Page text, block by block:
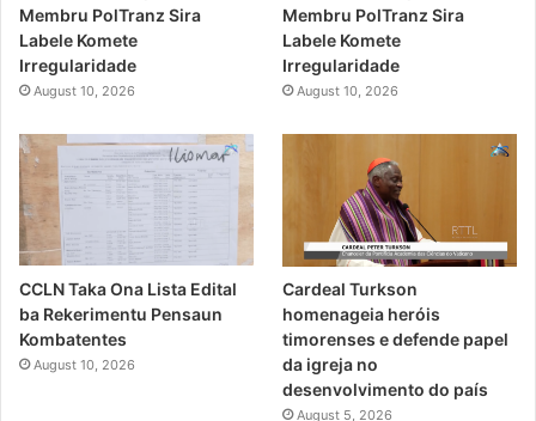
Membru PolTranz Sira
Labele Komete
Irregularidade
August 10, 2026
Membru PolTranz Sira
Labele Komete
Irregularidade
August 10, 2026
CCLN Taka Ona Lista Edital
ba Rekerimentu Pensaun
Kombatentes
August 10, 2026
Cardeal Turkson
homenageia heróis
timorenses e defende papel
da igreja no
desenvolvimento do país
August 5, 2026